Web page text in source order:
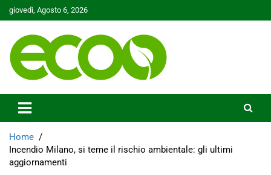
Skip
to
giovedì, Agosto 6, 2026
Ecoo.it
Home
Incendio Milano, si teme il rischio ambientale: gli ultimi
aggiornamenti